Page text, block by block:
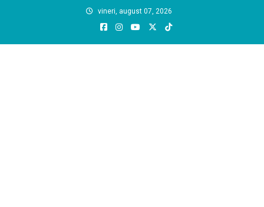
vineri, august 07, 2026